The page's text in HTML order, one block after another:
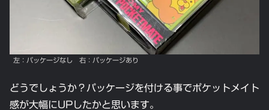
左：パッケージなし 右：パッケージあり
どうでしょうか？パッケージを付ける事でポケットメイト
感が大幅にUPしたかと思います。